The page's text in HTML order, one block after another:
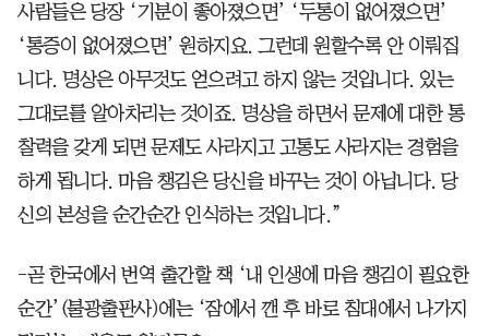
사람들은 당장 ‘기분이 좋아졌으면’ ‘두통이 없어졌으면’
‘통증이 없어졌으면’ 원하지요. 그런데 원할수록 안 이뤄집
니다. 명상은 아무것도 얻으려고 하지 않는 것입니다. 있는
그대로를 알아차리는 것이죠. 명상을 하면서 문제에 대한 통
찰력을 갖게 되면 문제도 사라지고 고통도 사라지는 경험을
하게 됩니다. 마음 챙김은 당신을 바꾸는 것이 아닙니다. 당
신의 본성을 순간순간 인식하는 것입니다.”
-곧 한국에서 번역 출간할 책 ‘내 인생에 마음 챙김이 필요한
순간’(불광출판사)에는 ‘잠에서 깬 후 바로 침대에서 나가지